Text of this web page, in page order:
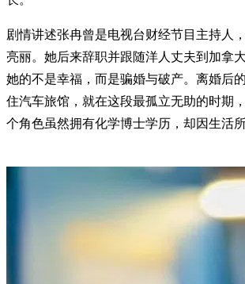
剧情讲述张冉曾是电视台财经节目主持人
亮丽。她后来辞职并跟随洋人丈夫到加拿
她的不是幸福，而是骗婚与破产。离婚后
住汽车旅馆，就在这段最孤立无助的时期
个角色虽然拥有化学博士学历，却因生活